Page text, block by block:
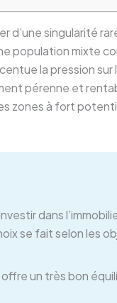
d’une singularité
population mixte
la pression sur
pérenne et
zones à fort
dans
se fait selon les
un très bon